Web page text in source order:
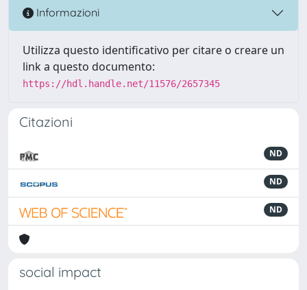
Informazioni
Utilizza questo identificativo per citare o creare un
link a questo documento:
https://hdl.handle.net/11576/2657345
Citazioni
ND
ND
ND
social impact